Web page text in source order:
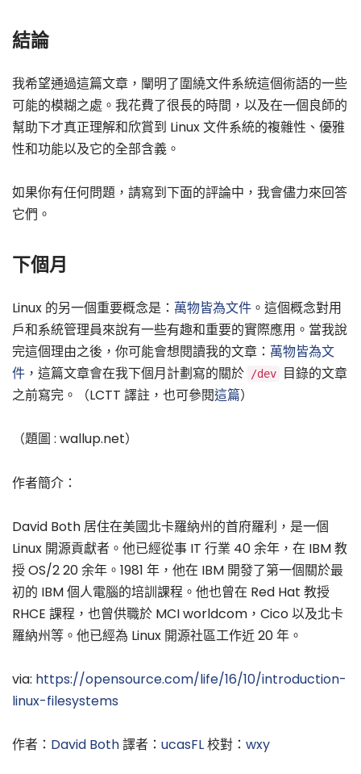
結論
我希望通過這篇文章，闡明了圍繞文件系統這個術語的一些
可能的模糊之處。我花費了很長的時間，以及在一個良師的
幫助下才真正理解和欣賞到 Linux 文件系統的複雜性、優雅
性和功能以及它的全部含義。
如果你有任何問題，請寫到下面的評論中，我會儘力來回答
它們。
下個月
Linux 的另一個重要概念是： 萬物皆為文件 。這個概念對用
戶和系統管理員來說有一些有趣和重要的實際應用。當我說
完這個理由之後，你可能會想閱讀我的文章： 萬物皆為文
件 ，這篇文章會在我下個月計劃寫的關於 /dev
目錄的文章
之前寫完。（LCTT 譯註，也可參閱這篇）
（題圖 : wallup.net）
作者簡介：
David Both 居住在美國北卡羅納州的首府羅利，是一個
Linux 開源貢獻者。他已經從事 IT 行業 40 余年，在 IBM 教
授 OS/2 20 余年。1981 年，他在 IBM 開發了第一個關於最
初的 IBM 個人電腦的培訓課程。他也曾在 Red Hat 教授
RHCE 課程，也曾供職於 MCI worldcom，Cico 以及北卡
羅納州等。他已經為 Linux 開源社區工作近 20 年。
via: https://opensource.com/life/16/10/introduction-
linux-filesystems
作者： David Both譯者： ucasFL校對： wxy